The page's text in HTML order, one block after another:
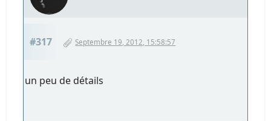
#317 Septembre 19, 2012, 15:58:57
un peu de détails